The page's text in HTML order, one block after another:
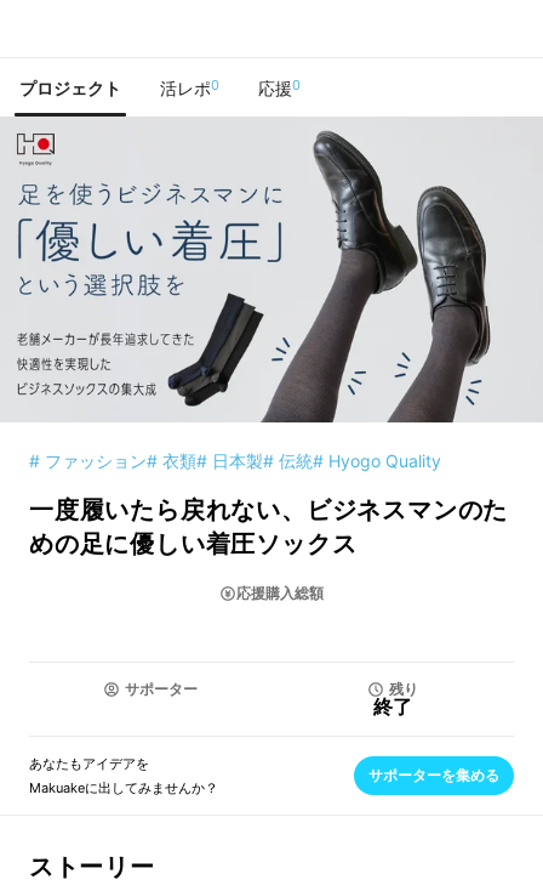
プロジェクト 活レポ0 応援0
# ファッション# 衣類# 日本製# 伝統# Hyogo Quality
一度履いたら戻れない、ビジネスマンのた
めの足に優しい着圧ソックス
応援購入総額
サポーター 残り
終了
あなたもアイデアを
Makuakeに出してみませんか？
サポーターを集める
ストーリー